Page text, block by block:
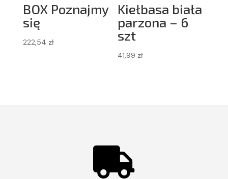
BOX Poznajmy
się
222,54 zł
Kiełbasa biała
parzona – 6
szt
41,99 zł
